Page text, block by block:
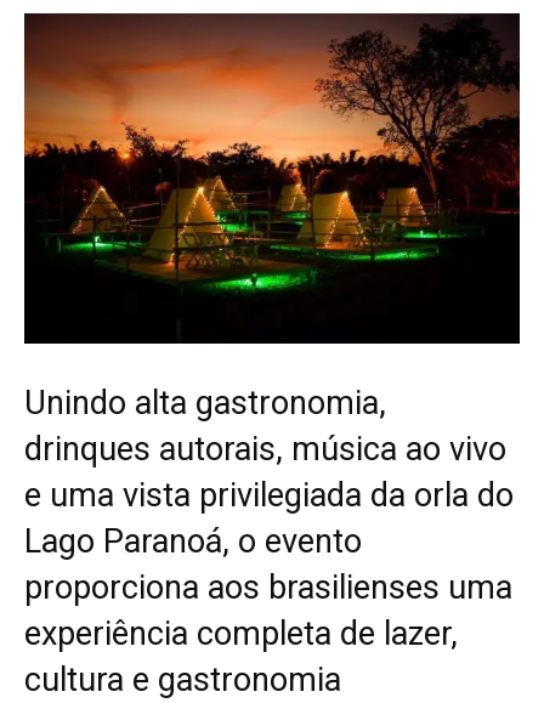
Unindo alta gastronomia,
drinques autorais, música ao vivo
e uma vista privilegiada da orla do
Lago Paranoá, o evento
proporciona aos brasilienses uma
experiência completa de lazer,
cultura e gastronomia